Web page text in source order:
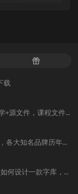
随
载
白无常C4D系统学习手册（含视频教学+源文件，课程文件）免费下载学习
世界知名品牌VI素材资料，在线下载，各大知名品牌历年的VI记录都存在这上面，
字库设计基本流程（含字表下载），如何设计一款字库，字体标准流程，字表整理